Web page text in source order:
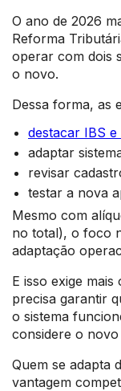
O ano de 2026
Reforma
operar com dois
o novo.
Dessa forma, as
destacar IBS e
adaptar
revisar
testar a nova
Mesmo com
no total), o foco
adaptação
E isso exige
precisa garantir
o sistema
considere o novo
Quem se adapta
vantagem